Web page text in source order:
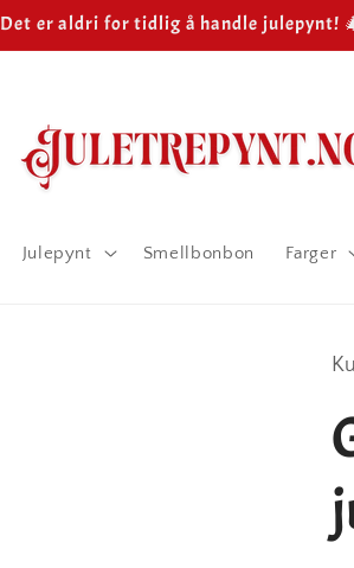
Det er aldri for tidlig å handle julepynt!
Julepynt Smellbonbon Farger